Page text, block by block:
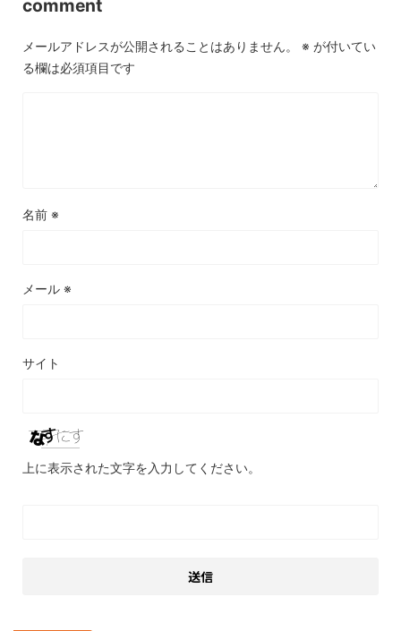
comment
メールアドレスが公開されることはありません。 ※ が付いてい
る欄は必須項目です
名前 ※
メール ※
サイト
上に表示された文字を入力してください。